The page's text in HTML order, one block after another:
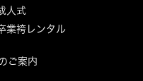
人式
業袴レンタル
ご案内